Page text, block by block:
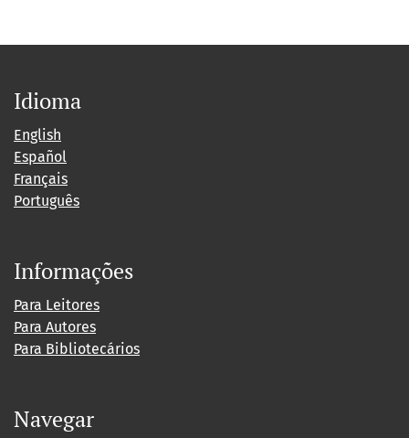
Idioma
English
Español
Français
Português
Informações
Para Leitores
Para Autores
Para Bibliotecários
Navegar